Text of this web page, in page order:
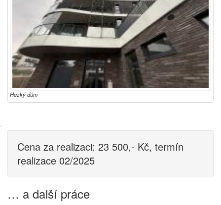
Hezký dům
·
Cena za realizaci: 23 500,- Kč, termín
realizace 02/2025
… a další práce